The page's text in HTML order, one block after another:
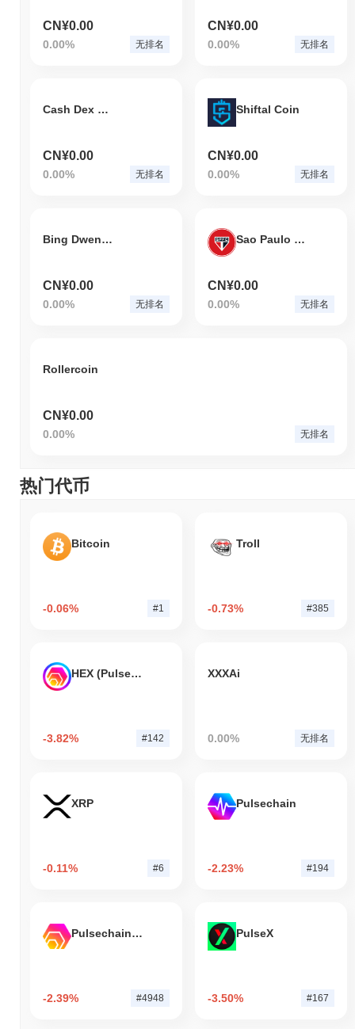
CN¥0.00
0.00% 无排名
CN¥0.00
0.00% 无排名
Cash Dex Coin
CN¥0.00
0.00% 无排名
Shiftal Coin
CN¥0.00
0.00% 无排名
Bing Dwen Dwen
CN¥0.00
0.00% 无排名
Sao Paulo FC Fan Token
CN¥0.00
0.00% 无排名
Rollercoin
CN¥0.00
0.00% 无排名
热门代币
Bitcoin
-0.06% #1
Troll
-0.73% #385
HEX (Pulsechain)
-3.82% #142
XXXAi
0.00% 无排名
XRP
-0.11% #6
Pulsechain
-2.23% #194
Pulsechain Bridged HEX (Pulsechain)
-2.39% #4948
PulseX
-3.50% #167